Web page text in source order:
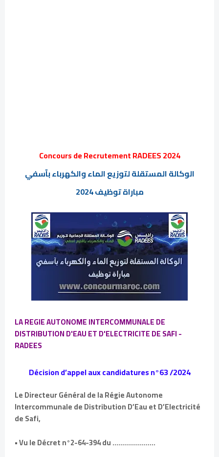
Concours de Recrutement RADEES 2024
الوكالة المستقلة لتوزيع الماء والكهرباء بآسفي
مباراة توظيف 2024
LA REGIE AUTONOME INTERCOMMUNALE DE
DISTRIBUTION D'EAU ET D'ELECTRICITE DE SAFI -
RADEES
Décision d’appel aux candidatures n°63 /2024
Le Directeur Général de la Régie Autonome
Intercommunale de Distribution D’Eau et D’Electricité
de Safi,
• Vu le Décret n°2-64-394 du ......................